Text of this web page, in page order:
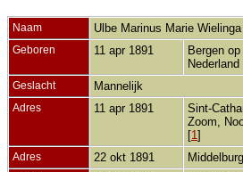
Naam Ulbe Marinus Marie Wielinga
Geboren 11 apr 1891
Bergen
Nederland
Geslacht Mannelijk
Adres 11 apr 1891
Sint-
Zoom,
[1]
Adres 22 okt 1891